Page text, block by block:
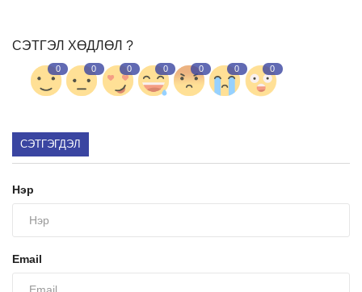
СЭТГЭЛ ХӨДЛӨЛ ?
0 0 0 0 0 0 0
СЭТГЭГДЭЛ
Нэр
Email